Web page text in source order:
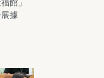
館」
據